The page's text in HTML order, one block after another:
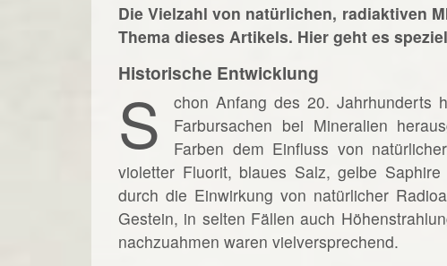
Die Vielzahl von natürlichen, radiaktiven
Thema dieses Artikels. Hier geht es
Historische Entwicklung
S
chon Anfang des 20. Jahrhunderts
Farbursachen bei Mineralien
Farben dem Einfluss von
violetter Fluorit, blaues Salz, gelbe
durch die Einwirkung von natürlicher
Gestein, in selten Fällen auch
nachzuahmen waren vielversprechend.